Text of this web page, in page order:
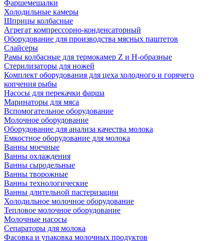
Фаршемешалки
Холодильные камеры
Шприцы колбасные
Агрегат компрессорно-конденсаторный
Оборудование для производства мясных паштетов
Слайсеры
Рамы колбасные для термокамер Z и H-образные
Стерилизаторы для ножей
Комплект оборудования для цеха холодного и горячего
копчения рыбы
Насосы для перекачки фарша
Маринаторы для мяса
Вспомогательное оборудование
Молочное оборудование
Оборудование для анализа качества молока
Емкостное оборудование для молока
Ванны моечные
Ванны охлаждения
Ванны сыродельные
Ванны творожные
Ванны технологические
Ванны длительной пастеризации
Холодильное молочное оборудование
Тепловое молочное оборудование
Молочные насосы
Сепараторы для молока
Фасовка и упаковка молочных продуктов